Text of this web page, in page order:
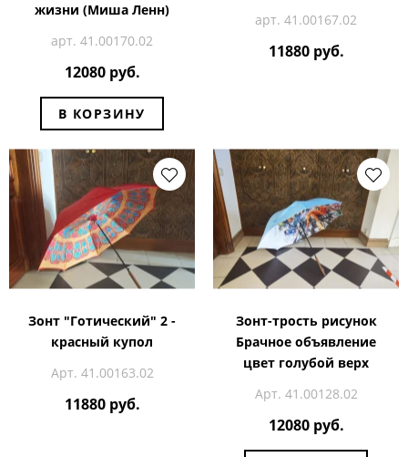
жизни (Миша Ленн)
арт. 41.00170.02
12080 руб.
В КОРЗИНУ
арт. 41.00167.02
11880 руб.
Зонт "Готический" 2 -
красный купол
Арт. 41.00163.02
11880 руб.
Зонт-трость рисунок
Брачное объявление
цвет голубой верх
Арт. 41.00128.02
12080 руб.